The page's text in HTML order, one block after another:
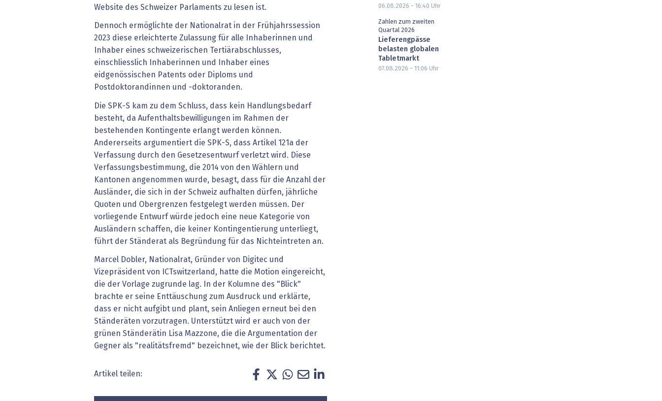
Website des Schweizer Parlaments zu lesen ist.
Dennoch ermöglichte der Nationalrat in der Frühjahrssession
2023 diese erleichterte Zulassung für alle Inhaberinnen und
Inhaber eines schweizerischen Tertiärabschlusses,
einschliesslich Inhaberinnen und Inhaber eines
eidgenössischen Patents oder Diploms und
Postdoktorandinnen und -doktoranden.
Die SPK-S kam zu dem Schluss, dass kein Handlungsbedarf
besteht, da Aufenthaltsbewilligungen im Rahmen der
bestehenden Kontingente erlangt werden können.
Andererseits argumentiert die SPK-S, dass Artikel 121a der
Verfassung durch den Gesetzesentwurf verletzt wird. Diese
Verfassungsbestimmung, die 2014 von den Wählern und
Kantonen angenommen wurde, besagt, dass für die Anzahl der
Ausländer, die sich in der Schweiz aufhalten dürfen, jährliche
Quoten und Obergrenzen festgelegt werden müssen. Der
vorliegende Entwurf würde jedoch eine neue Kategorie von
Ausländern schaffen, die keiner Kontingentierung unterliegt,
führt der Ständerat als Begründung für das Nichteintreten an.
Marcel Dobler, Nationalrat, Gründer von Digitec und
Vizepräsident von ICTswitzerland, hatte die Motion eingereicht,
die der Vorlage zugrunde lag. In der Kolumne des "Blick"
brachte er seine Enttäuschung zum Ausdruck und erklärte,
dass er nicht aufgibt und plant, sein Anliegen erneut bei den
Ständeräten vorzutragen. Unterstützt wird er auch von der
grünen Ständerätin Lisa Mazzone, die die Argumentation der
Gegner als "realitätsfremd" bezeichnet, wie der Blick berichtet.
Artikel teilen:
06.08.2026 - 16:40 Uhr
Zahlen zum zweiten
Quartal 2026
Lieferengpässe
belasten globalen
Tabletmarkt
07.08.2026 - 11:06 Uhr